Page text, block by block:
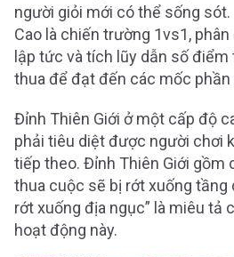
người giỏi mới có thể sống
Cao là chiến trường 1vs1,
lập tức và tích lũy dẫn số
thua để đạt đến các mốc phần
Đỉnh Thiên Giới ở một cấp độ
phải tiêu diệt được người chơi
tiếp theo. Đỉnh Thiên Giới gồm
thua cuộc sẽ bị rớt xuống tầng
rớt xuống địa ngục” là miêu tả
hoạt động này.